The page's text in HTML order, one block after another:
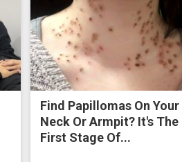
Find Papillomas On Your
Neck Or Armpit? It's The
First Stage Of...